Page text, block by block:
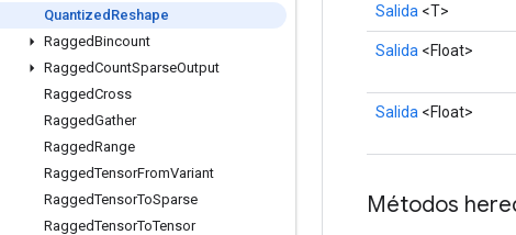
Quantized Reshape
RaggedBincount
RaggedCountSparseOutput
RaggedCross
RaggedGather
RaggedRange
RaggedTensorFromVariant
RaggedTensorToSparse
RaggedTensorToTensor
Salida <T>
Salida <Float>
Salida <Float>
Métodos